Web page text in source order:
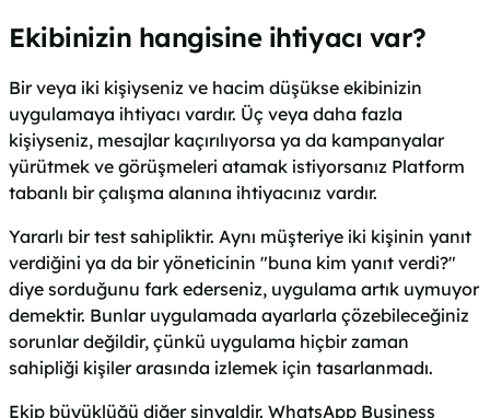
Ekibinizin hangisine ihtiyacı var?
Bir veya iki kişiyseniz ve hacim düşükse ekibinizin
uygulamaya ihtiyacı vardır. Üç veya daha fazla
kişiyseniz, mesajlar kaçırılıyorsa ya da kampanyalar
yürütmek ve görüşmeleri atamak istiyorsanız Platform
tabanlı bir çalışma alanına ihtiyacınız vardır.
Yararlı bir test sahipliktir. Aynı müşteriye iki kişinin yanıt
verdiğini ya da bir yöneticinin "buna kim yanıt verdi?"
diye sorduğunu fark ederseniz, uygulama artık uymuyor
demektir. Bunlar uygulamada ayarlarla çözebileceğiniz
sorunlar değildir, çünkü uygulama hiçbir zaman
sahipliği kişiler arasında izlemek için tasarlanmadı.
Ekip büyüklüğü diğer sinyaldir. WhatsApp Business